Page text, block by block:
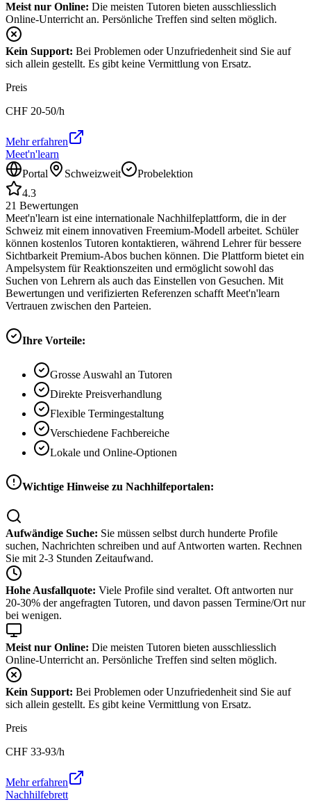
Meist nur Online: Die meisten Tutoren bieten ausschliesslich
Online-Unterricht an. Persönliche Treffen sind selten möglich.
Kein Support: Bei Problemen oder Unzufriedenheit sind Sie auf
sich allein gestellt. Es gibt keine Vermittlung von Ersatz.
Preis
CHF 20-50/h
Mehr erfahren
Meet'n'learn
Portal
Schweizweit
Probelektion
4.3
21 Bewertungen
Meet'n'learn ist eine internationale Nachhilfeplattform, die in der
Schweiz mit einem innovativen Freemium-Modell arbeitet. Schüler
können kostenlos Tutoren kontaktieren, während Lehrer für bessere
Sichtbarkeit Premium-Abos buchen können. Die Plattform bietet ein
Ampelsystem für Reaktionszeiten und ermöglicht sowohl das
Suchen von Lehrern als auch das Einstellen von Gesuchen. Mit
Bewertungen und verifizierten Referenzen schafft Meet'n'learn
Vertrauen zwischen den Parteien.
Ihre Vorteile:
Grosse Auswahl an Tutoren
Direkte Preisverhandlung
Flexible Termingestaltung
Verschiedene Fachbereiche
Lokale und Online-Optionen
Wichtige Hinweise zu Nachhilfeportalen:
Aufwändige Suche: Sie müssen selbst durch hunderte Profile
suchen, Nachrichten schreiben und auf Antworten warten. Rechnen
Sie mit 2-3 Stunden Zeitaufwand.
Hohe Ausfallquote: Viele Profile sind veraltet. Oft antworten nur
20-30% der angefragten Tutoren, und davon passen Termine/Ort nur
bei wenigen.
Meist nur Online: Die meisten Tutoren bieten ausschliesslich
Online-Unterricht an. Persönliche Treffen sind selten möglich.
Kein Support: Bei Problemen oder Unzufriedenheit sind Sie auf
sich allein gestellt. Es gibt keine Vermittlung von Ersatz.
Preis
CHF 33-93/h
Mehr erfahren
Nachhilfebrett